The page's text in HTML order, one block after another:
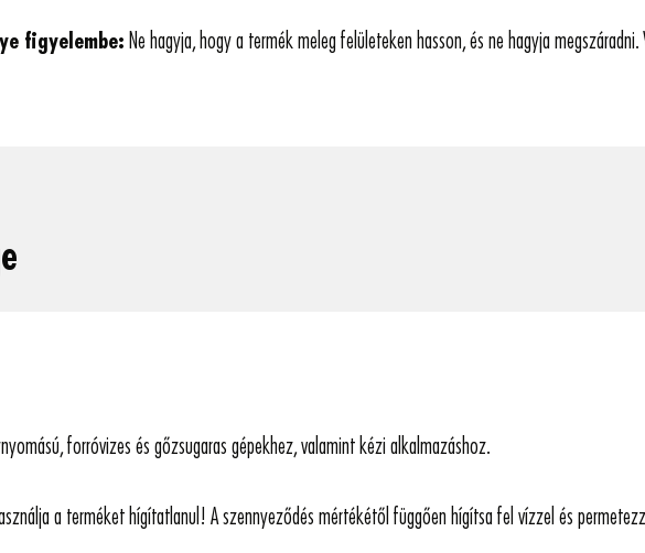
figyelembe: Ne hagyja, hogy a termék meleg felületeken hasson, és ne hagyja
forróvizes és gőzsugaras gépekhez, valamint kézi alkalmazáshoz.
a terméket hígítatlanul! A szennyeződés mértékétől függően hígítsa fel vízzel és